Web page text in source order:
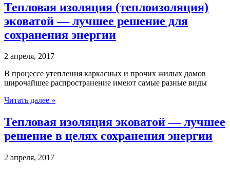
Тепловая изоляция (теплоизоляция)
эковатой — лучшее решение для
сохранения энергии
2 апреля, 2017
В процессе утепления каркасных и прочих жилых домов
широчайшее распространение имеют самые разные виды
Читать далее »
Тепловая изоляция эковатой — лучшее
решение в целях сохранения энергии
2 апреля, 2017